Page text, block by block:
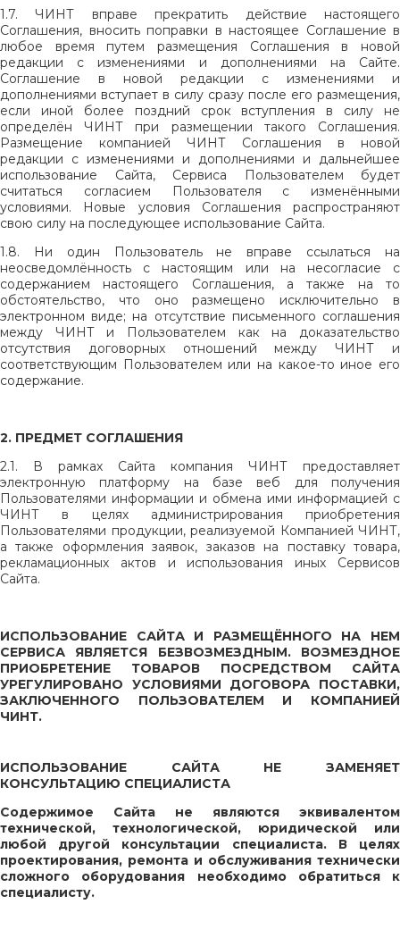
1.7. ЧИНТ вправе прекратить действие настоящего
Соглашения, вносить поправки в настоящее Соглашение в
любое время путем размещения Соглашения в новой
редакции с изменениями и дополнениями на Сайте.
Соглашение в новой редакции с изменениями и
дополнениями вступает в силу сразу после его размещения,
если иной более поздний срок вступления в силу не
определён ЧИНТ при размещении такого Соглашения.
Размещение компанией ЧИНТ Соглашения в новой
редакции с изменениями и дополнениями и дальнейшее
использование Сайта, Сервиса Пользователем будет
считаться согласием Пользователя с изменёнными
условиями. Новые условия Соглашения распространяют
свою силу на последующее использование Сайта.
1.8. Ни один Пользователь не вправе ссылаться на
неосведомлённость с настоящим или на несогласие с
содержанием настоящего Соглашения, а также на то
обстоятельство, что оно размещено исключительно в
электронном виде; на отсутствие письменного соглашения
между ЧИНТ и Пользователем как на доказательство
отсутствия договорных отношений между ЧИНТ и
соответствующим Пользователем или на какое-то иное его
содержание.
2. ПРЕДМЕТ СОГЛАШЕНИЯ
2.1. В рамках Сайта компания ЧИНТ предоставляет
электронную платформу на базе веб для получения
Пользователями информации и обмена ими информацией с
ЧИНТ в целях администрирования приобретения
Пользователями продукции, реализуемой Компанией ЧИНТ,
а также оформления заявок, заказов на поставку товара,
рекламационных актов и использования иных Сервисов
Сайта.
ИСПОЛЬЗОВАНИЕ САЙТА И РАЗМЕЩЁННОГО НА НЕМ
СЕРВИСА ЯВЛЯЕТСЯ БЕЗВОЗМЕЗДНЫМ. ВОЗМЕЗДНОЕ
ПРИОБРЕТЕНИЕ ТОВАРОВ ПОСРЕДСТВОМ САЙТА
УРЕГУЛИРОВАНО УСЛОВИЯМИ ДОГОВОРА ПОСТАВКИ,
ЗАКЛЮЧЕННОГО ПОЛЬЗОВАТЕЛЕМ И КОМПАНИЕЙ
ЧИНТ.
ИСПОЛЬЗОВАНИЕ САЙТА НЕ ЗАМЕНЯЕТ
КОНСУЛЬТАЦИЮ СПЕЦИАЛИСТА
Содержимое Сайта не являются эквивалентом
технической, технологической, юридической или
любой другой консультации специалиста. В целях
проектирования, ремонта и обслуживания технически
сложного оборудования необходимо обратиться к
специалисту.